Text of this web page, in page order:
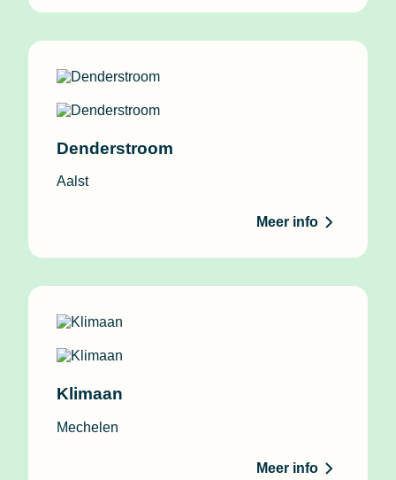
Denderstroom
Aalst
Meer info
Klimaan
Mechelen
Meer info